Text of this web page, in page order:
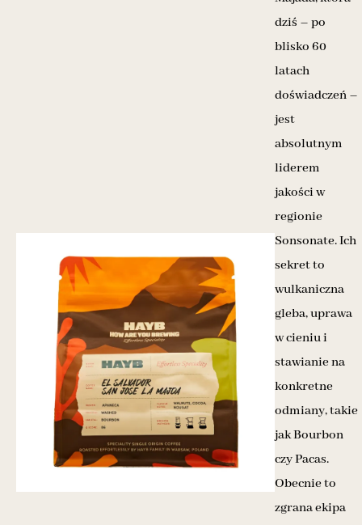
dziś – po
blisko 60
latach
doświadczeń –
jest
absolutnym
liderem
jakości w
regionie
Sonsonate. Ich
sekret to
wulkaniczna
gleba, uprawa
w cieniu i
stawianie na
konkretne
odmiany, takie
jak Bourbon
czy Pacas.
Obecnie to
zgrana ekipa